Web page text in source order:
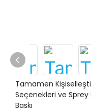
Tamamen
Seçenekleri ve Sprey
Baskı